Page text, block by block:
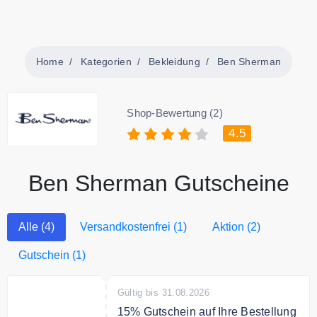
Home Kategorien Bekleidung Ben Sherman
Shop-Bewertung (2)
4.5
Ben Sherman Gutscheine
Alle (4) Versandkostenfrei (1) Aktion (2)
Gutschein (1)
Gültig bis 31.08.2026
15% Gutschein auf Ihre Bestellung